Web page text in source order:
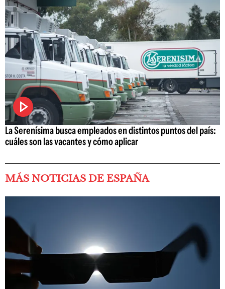
La Serenísima busca empleados en distintos puntos del país:
cuáles son las vacantes y cómo aplicar
MÁS NOTICIAS DE ESPAÑA